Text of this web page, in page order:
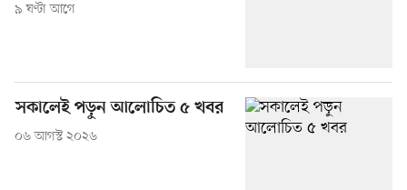
৯ ঘণ্টা আগে
সকালেই পড়ুন আলোচিত ৫ খবর
০৬ আগস্ট ২০২৬